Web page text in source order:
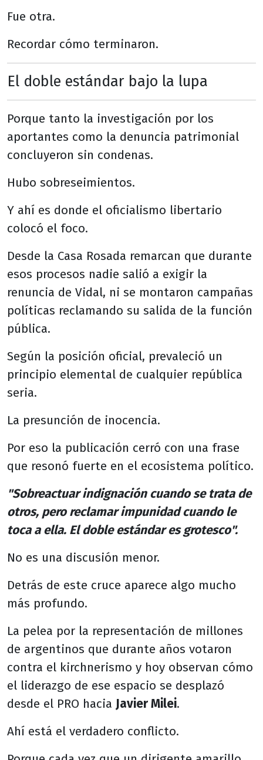
Fue otra.
Recordar cómo terminaron.
El doble estándar bajo la lupa
Porque tanto la investigación por los
aportantes como la denuncia patrimonial
concluyeron sin condenas.
Hubo sobreseimientos.
Y ahí es donde el oficialismo libertario
colocó el foco.
Desde la Casa Rosada remarcan que durante
esos procesos nadie salió a exigir la
renuncia de Vidal, ni se montaron campañas
políticas reclamando su salida de la función
pública.
Según la posición oficial, prevaleció un
principio elemental de cualquier república
seria.
La presunción de inocencia.
Por eso la publicación cerró con una frase
que resonó fuerte en el ecosistema político.
"Sobreactuar indignación cuando se trata de
otros, pero reclamar impunidad cuando le
toca a ella. El doble estándar es grotesco".
No es una discusión menor.
Detrás de este cruce aparece algo mucho
más profundo.
La pelea por la representación de millones
de argentinos que durante años votaron
contra el kirchnerismo y hoy observan cómo
el liderazgo de ese espacio se desplazó
desde el PRO hacia Javier Milei.
Ahí está el verdadero conflicto.